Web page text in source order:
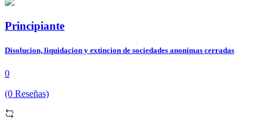
Principiante
Disolucion, liquidacion y extincion de sociedades anonimas cerradas
0
(0 Reseñas)